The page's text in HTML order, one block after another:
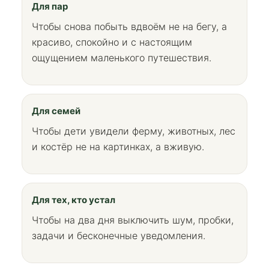
Для пар
Чтобы снова побыть вдвоём не на бегу, а
красиво, спокойно и с настоящим
ощущением маленького путешествия.
Для семей
Чтобы дети увидели ферму, животных, лес
и костёр не на картинках, а вживую.
Для тех, кто устал
Чтобы на два дня выключить шум, пробки,
задачи и бесконечные уведомления.